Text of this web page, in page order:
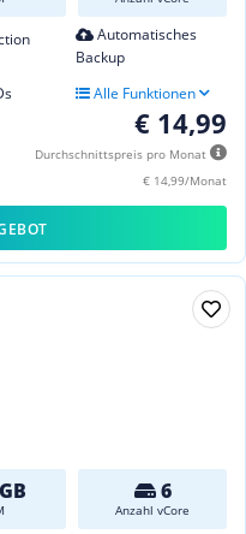
Automatisches
Backup
Alle Funktionen
€ 14,99
Durchschnittspreis pro Monat
€ 14,99/Monat
6
Anzahl vCore